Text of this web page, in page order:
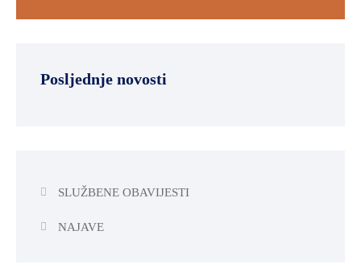
Posljednje novosti
SLUŽBENE OBAVIJESTI
NAJAVE